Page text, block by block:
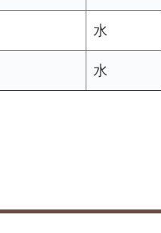
水
水